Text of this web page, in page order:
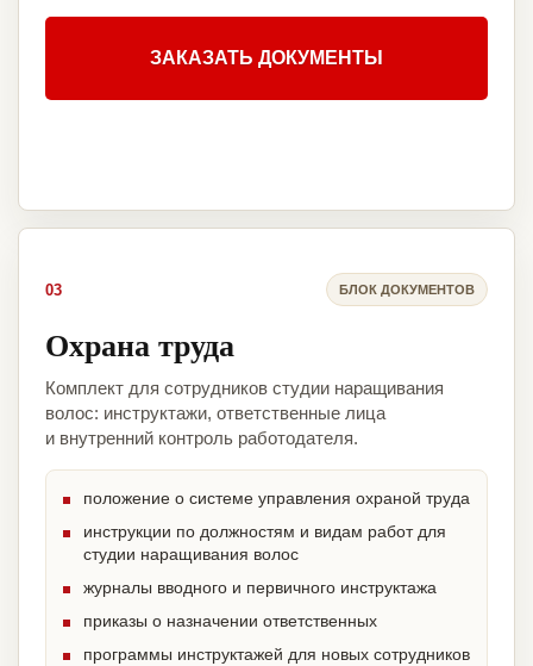
ЗАКАЗАТЬ ДОКУМЕНТЫ
03 БЛОК ДОКУМЕНТОВ
Охрана труда
Комплект для сотрудников студии наращивания
волос: инструктажи, ответственные лица
и внутренний контроль работодателя.
положение о системе управления охраной труда
инструкции по должностям и видам работ для
студии наращивания волос
журналы вводного и первичного инструктажа
приказы о назначении ответственных
программы инструктажей для новых сотрудников